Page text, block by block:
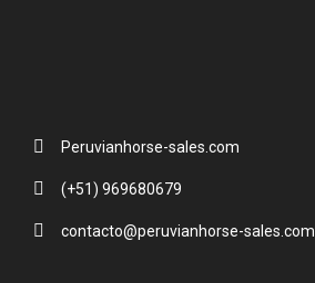
Peruvianhorse-sales.com
(+51) 969680679
contacto@peruvianhorse-sales.com